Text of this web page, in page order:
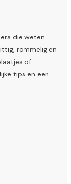
die weten
rommelig en
of
tips en een